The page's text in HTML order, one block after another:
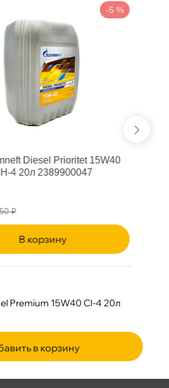
-5 %
Diesel Prioritet 15W40
4 20л 2389900047
корзину
Premium 15W40 CI-4 20л
в корзину